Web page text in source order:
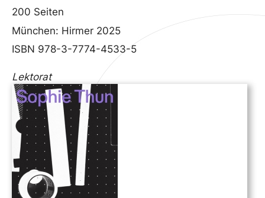
200 Seiten
München: Hirmer 2025
ISBN 978-3-7774-4533-5
Lektorat